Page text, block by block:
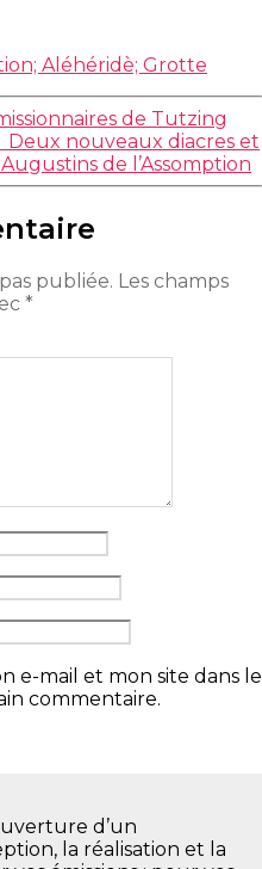
Aléhéridè; Grotte
de Tutzing
Deux nouveaux diacres et
de l’Assomption
publiée. Les champs
*
e-mail et mon site dans le
commentaire.
d’un
la réalisation et la